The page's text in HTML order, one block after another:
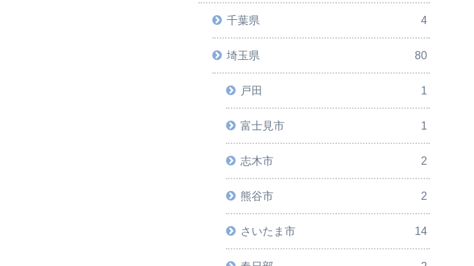
千葉県 4
埼玉県 80
戸田 1
富士見市 1
志木市 2
熊谷市 2
さいたま市 14